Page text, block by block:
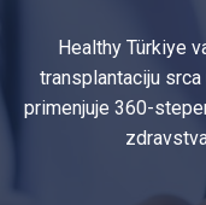
Healthy Türkiye
transplantaciju
primenjuje 360-